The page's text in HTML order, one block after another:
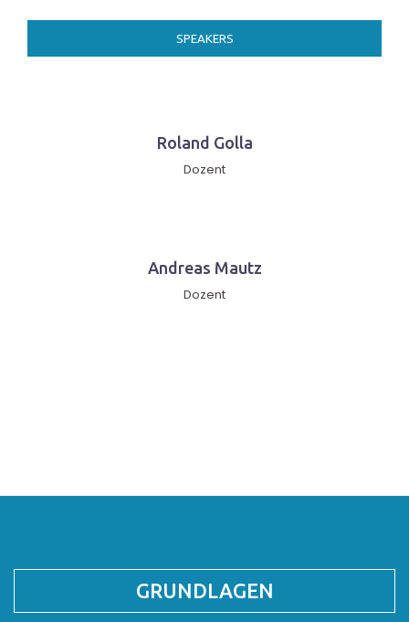
SPEAKERS
Roland Golla
Dozent
Andreas Mautz
Dozent
GRUNDLAGEN